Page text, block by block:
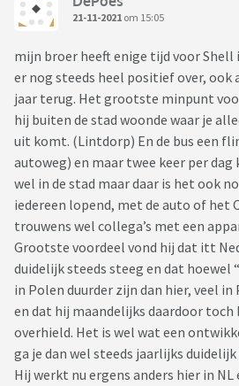
21-11-2021 om 15:05
mijn broer heeft enige tijd voor Shell
er nog steeds heel positief over, ook
jaar terug. Het grootste minpunt
hij buiten de stad woonde waar je
uit komt. (Lintdorp) En de bus een
autoweg) en maar twee keer per
wel in de stad maar daar is het ook
iedereen lopend, met de auto of het
trouwens wel collega’s met een
Grootste voordeel vond hij dat itt
duidelijk steeds steeg en dat hoewel
in Polen duurder zijn dan hier, veel
en dat hij maandelijks daardoor
overhield. Het is wel wat een
ga je dan wel steeds jaarlijks
Hij werkt nu ergens anders hier in